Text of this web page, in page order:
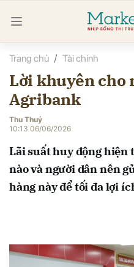
Trang chủ Tài chính
Lời khuyên cho
Agribank
Thu Thuỷ
10:13 06/06/2026
Lãi suất huy động
nào và người dân nên
hàng này để tối đa lợi
luận